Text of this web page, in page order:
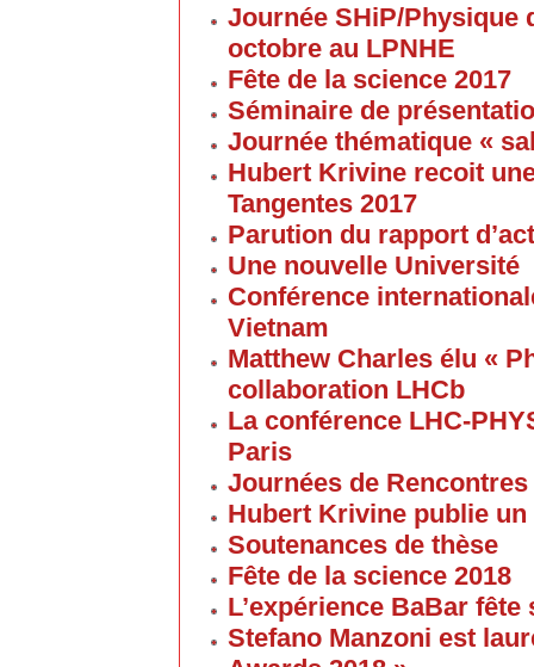
Journée SHiP/Physique
octobre au LPNHE
Fête de la science 2017
Séminaire de
Journée thématique «
Hubert Krivine recoit
Tangentes 2017
Parution du rapport
Une nouvelle Université
Conférence
Vietnam
Matthew Charles élu «
collaboration LHCb
La conférence LHC-
Paris
Journées de
Hubert Krivine publie
Soutenances de thèse
Fête de la science 2018
L’expérience BaBar fête
Stefano Manzoni est